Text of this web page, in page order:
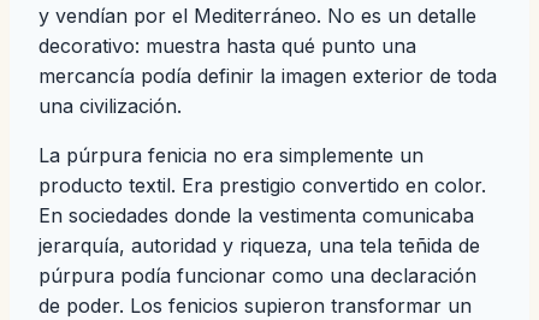
y vendían por el Mediterráneo. No es un detalle
decorativo: muestra hasta qué punto una
mercancía podía definir la imagen exterior de toda
una civilización.
La púrpura fenicia no era simplemente un
producto textil. Era prestigio convertido en color.
En sociedades donde la vestimenta comunicaba
jerarquía, autoridad y riqueza, una tela teñida de
púrpura podía funcionar como una declaración
de poder. Los fenicios supieron transformar un